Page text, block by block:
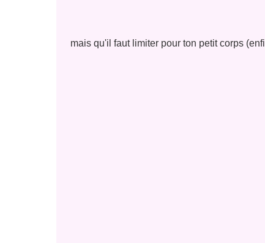
mais qu'il faut limiter pour ton petit corps